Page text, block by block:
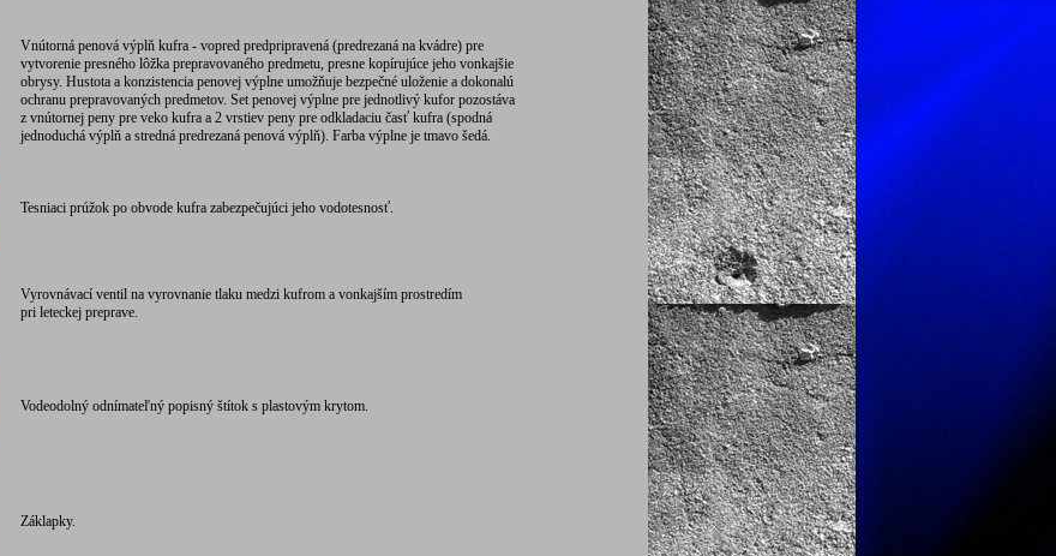
Vnútorná penová výplň kufra - vopred predpripravená (predrezaná na kvádre) pre
vytvorenie presného lôžka prepravovaného predmetu, presne kopírujúce jeho vonkajšie
obrysy. Hustota a konzistencia penovej výplne umožňuje bezpečné uloženie a dokonalú
ochranu prepravovaných predmetov. Set penovej výplne pre jednotlivý kufor pozostáva
z vnútornej peny pre veko kufra a 2 vrstiev peny pre odkladaciu časť kufra (spodná
jednoduchá výplň a stredná predrezaná penová výplň). Farba výplne je tmavo šedá.
Tesniaci prúžok po obvode kufra zabezpečujúci jeho vodotesnosť.
Vyrovnávací ventil na vyrovnanie tlaku medzi kufrom a vonkajším prostredím
pri leteckej preprave.
Vodeodolný odnímateľný popisný štítok s plastovým krytom.
Záklapky.